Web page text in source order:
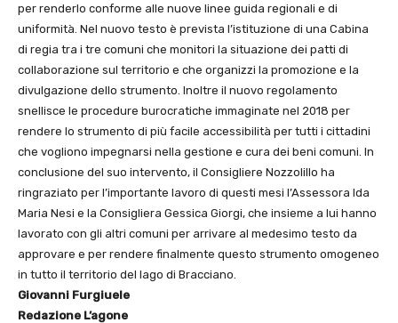
per renderlo conforme alle nuove linee guida regionali e di
uniformità. Nel nuovo testo è prevista l’istituzione di una Cabina
di regia tra i tre comuni che monitori la situazione dei patti di
collaborazione sul territorio e che organizzi la promozione e la
divulgazione dello strumento. Inoltre il nuovo regolamento
snellisce le procedure burocratiche immaginate nel 2018 per
rendere lo strumento di più facile accessibilità per tutti i cittadini
che vogliono impegnarsi nella gestione e cura dei beni comuni. In
conclusione del suo intervento, il Consigliere Nozzolillo ha
ringraziato per l’importante lavoro di questi mesi l’Assessora Ida
Maria Nesi e la Consigliera Gessica Giorgi, che insieme a lui hanno
lavorato con gli altri comuni per arrivare al medesimo testo da
approvare e per rendere finalmente questo strumento omogeneo
in tutto il territorio del lago di Bracciano.
Giovanni Furgiuele
Redazione L’agone